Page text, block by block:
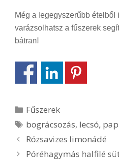
Még a legegyszerűbb
varázsolhatsz a fűszerek
bátran!
Kategória
Fűszerek
Címkék
bográcsozás, lecsó,
Bejegyzés
navigáció
Rózsavizes limonádé
Póréhagymás halfilé